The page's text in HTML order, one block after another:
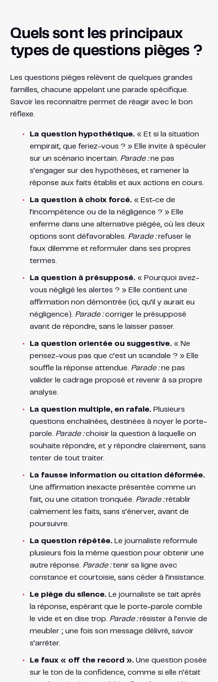
Quels sont les principaux
types de questions pièges ?
Les questions pièges relèvent de quelques grandes
familles, chacune appelant une parade spécifique.
Savoir les reconnaître permet de réagir avec le bon
réflexe.
La question hypothétique.« Et si la situation
empirait, que feriez-vous ? » Elle invite à spéculer
sur un scénario incertain. Parade :ne pas
s’engager sur des hypothèses, et ramener la
réponse aux faits établis et aux actions en cours.
La question à choix forcé.« Est-ce de
l’incompétence ou de la négligence ? » Elle
enferme dans une alternative piégée, où les deux
options sont défavorables. Parade :refuser le
faux dilemme et reformuler dans ses propres
termes.
La question à présupposé.« Pourquoi avez-
vous négligé les alertes ? » Elle contient une
affirmation non démontrée (ici, qu’il y aurait eu
négligence). Parade :corriger le présupposé
avant de répondre, sans le laisser passer.
La question orientée ou suggestive.« Ne
pensez-vous pas que c’est un scandale ? » Elle
souffle la réponse attendue. Parade :ne pas
valider le cadrage proposé et revenir à sa propre
analyse.
La question multiple, en rafale.Plusieurs
questions enchaînées, destinées à noyer le porte-
parole. Parade :choisir la question à laquelle on
souhaite répondre, et y répondre clairement, sans
tenter de tout traiter.
La fausse information ou citation déformée.
Une affirmation inexacte présentée comme un
fait, ou une citation tronquée. Parade :rétablir
calmement les faits, sans s’énerver, avant de
poursuivre.
La question répétée.Le journaliste reformule
plusieurs fois la même question pour obtenir une
autre réponse. Parade :tenir sa ligne avec
constance et courtoisie, sans céder à l’insistance.
Le piège du silence.Le journaliste se tait après
la réponse, espérant que le porte-parole comble
le vide et en dise trop. Parade :résister à l’envie de
meubler ; une fois son message délivré, savoir
s’arrêter.
Le faux « off the record ».Une question posée
sur le ton de la confidence, comme si elle n’était